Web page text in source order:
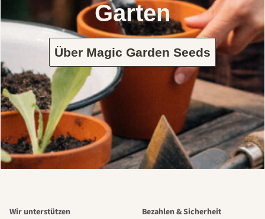
Garten
Über Magic Garden Seeds
Wir unterstützen Bezahlen & Sicherheit